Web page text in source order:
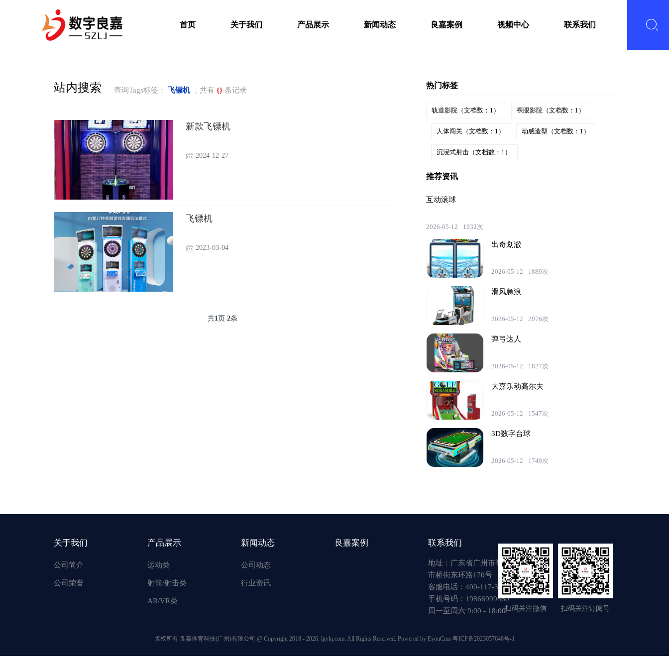
首页 关于我们 产品展示 新闻动态 良嘉案例 视频中心 联系我们
站内搜索 查询Tags标签： 飞镖机，共有 {}条记录
新款飞镖机
2024-12-27
飞镖机
2023-03-04
共1页 2条
热门标签
轨道影院（文档数：1） 裸眼影院（文档数：1）
人体闯关（文档数：1） 动感造型（文档数：1）
沉浸式射击（文档数：1）
推荐资讯
互动滚球
2026-05-12 1932次
出奇划澈
2026-05-12 1889次
滑风急浪
2026-05-12 2076次
弹弓达人
2026-05-12 1827次
大嘉乐动高尔夫
2026-05-12 1547次
3D数字台球
2026-05-12 1749次
关于我们
公司简介
公司荣誉
产品展示
运动类
射箭/射击类
AR/VR类
新闻动态
公司动态
行业资讯
良嘉案例 联系我们
地址：广东省广州市番禺区
市桥街东环路170号
客服电话：400-117-3917
手机号码：19866999860
周一至周六 9:00 - 18:00扫码关注微信 扫码关注订阅号
版权所有 良嘉体育科技(广州)有限公司 @ Copyright 2018 - 2026. ljtykj.com. All Rights Reserved. Powered by EyouCms 粤ICP备2023057648号-1